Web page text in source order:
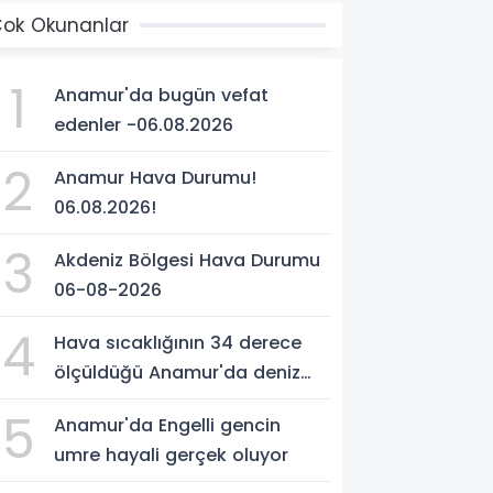
Okunanlar
1
Anamur'da bugün vefat
edenler -06.08.2026
2
Anamur Hava Durumu!
06.08.2026!
3
Akdeniz Bölgesi Hava Durumu
06-08-2026
4
Hava sıcaklığının 34 derece
ölçüldüğü Anamur'da deniz
gördü
5
Anamur'da Engelli gencin
umre hayali gerçek oluyor